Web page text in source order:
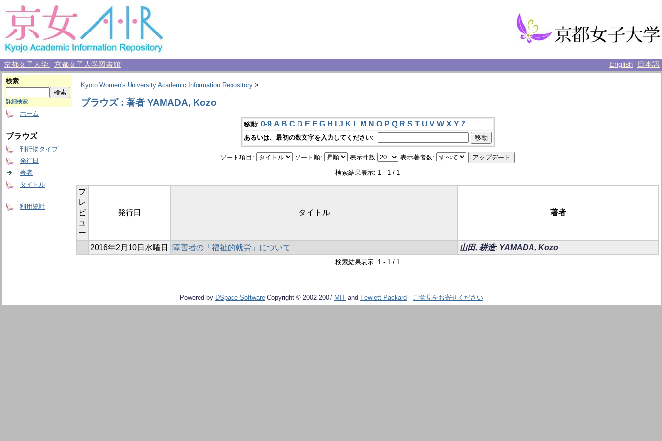
京都女子大学 京都女子大学図書館 English 日本語
検索
詳細検索
ホーム
ブラウズ
刊行物タイプ
発行日
著者
タイトル
利用統計
Kyoto Women's University Academic Information Repository >
ブラウズ : 著者 YAMADA, Kozo
移動: 0-9 A B C D E F G H J K L M N O P Q R S T U V W X Y Z
あるいは、最初の数文字を入力してください:
ソート項目: ソート順: 表示件数 表示著者数:
検索結果表示: 1 - 1 / 1
プ
レ
ビ
ュ
ー
発行日 タイトル 著者
2016年2月10日水曜日 障害者の「福祉的就労」について 山田, 耕造; YAMADA, Kozo
検索結果表示: 1 - 1 / 1
Powered by DSpace Software Copyright © 2002-2007 MIT and Hewlett-Packard - ご意見をお寄せください